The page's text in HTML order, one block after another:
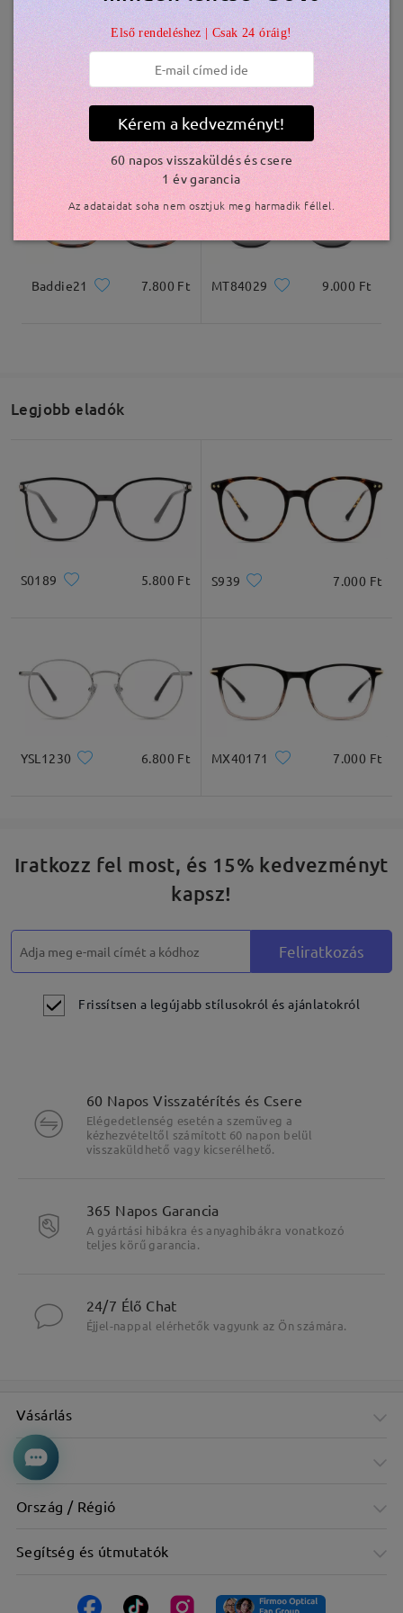
Kiszállítva
Jewels246 6.800 Ft
Baddie21 7.800 Ft MT84029 9.000 Ft
Legjobb eladók
S0189 5.800 Ft S939 7.000 Ft
YSL1230 6.800 Ft MX40171 7.000 Ft
Iratkozz fel most, és 15% kedvezményt
kapsz!
Feliratkozás
Frissítsen a legújabb stílusokról és ajánlatokról
60 Napos Visszatérítés és Csere
Elégedetlenség esetén a szemüveg a
kézhezvételtől számított 60 napon belül
visszaküldhető vagy kicserélhető.
365 Napos Garancia
A gyártási hibákra és anyaghibákra vonatkozó
teljes körű garancia.
24/7 Élő Chat
Éjjel-nappal elérhetők vagyunk az Ön számára.
Vásárlás
Cég
Ország / Régió
Segítség és útmutatók
Első rendeléshez | Csak 24 óráig!
Kérem a kedvezményt!
60 napos visszaküldés és csere
1 év garancia
Az adataidat soha nem osztjuk meg harmadik féllel.